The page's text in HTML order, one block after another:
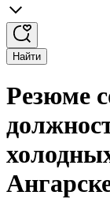
Найти
Резюме